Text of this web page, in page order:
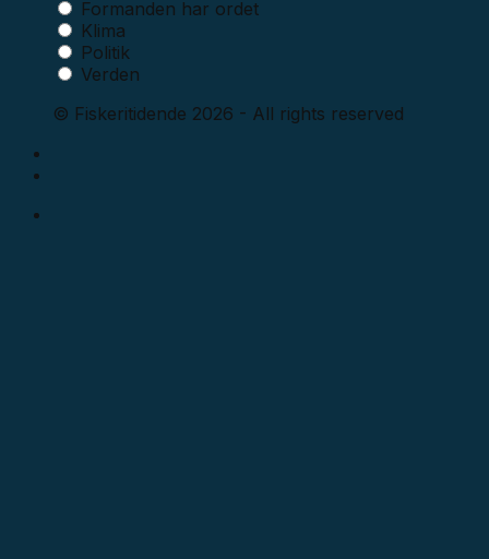
Formanden har ordet
Klima
Politik
Verden
© Fiskeritidende 2026 - All rights reserved